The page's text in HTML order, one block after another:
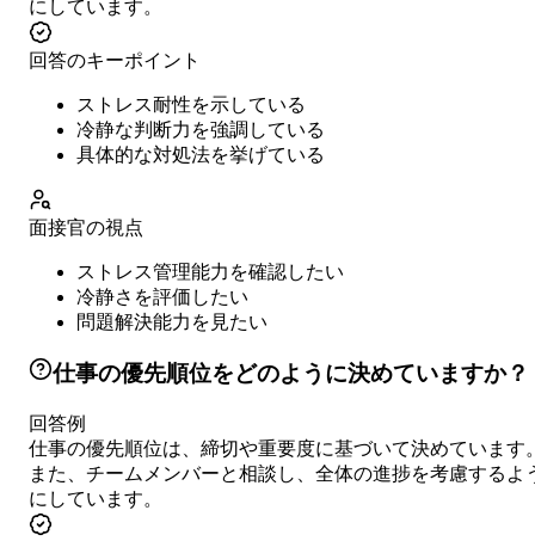
にしています。
回答のキーポイント
ストレス耐性を示している
冷静な判断力を強調している
具体的な対処法を挙げている
面接官の視点
ストレス管理能力を確認したい
冷静さを評価したい
問題解決能力を見たい
仕事の優先順位をどのように決めていますか？
回答例
仕事の優先順位は、締切や重要度に基づいて決めています
また、チームメンバーと相談し、全体の進捗を考慮するよ
にしています。